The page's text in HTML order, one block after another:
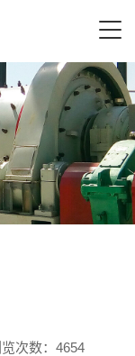
次数：4654